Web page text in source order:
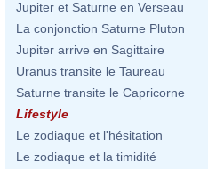
Jupiter et Saturne en Verseau
La conjonction Saturne Pluton
Jupiter arrive en Sagittaire
Uranus transite le Taureau
Saturne transite le Capricorne
Lifestyle
Le zodiaque et l'hésitation
Le zodiaque et la timidité